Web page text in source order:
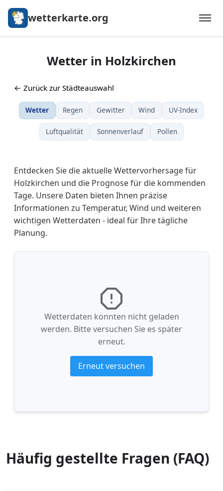
wetterkarte.org
Wetter in Holzkirchen
← Zurück zur Städteauswahl
Wetter Regen Gewitter Wind UV-Index
Luftqualität Sonnenverlauf Pollen
Entdecken Sie die aktuelle Wettervorhersage für
Holzkirchen und die Prognose für die kommenden
Tage. Unsere Daten bieten Ihnen präzise
Informationen zu Temperatur, Wind und weiteren
wichtigen Wetterdaten - ideal für Ihre tägliche
Planung.
Wetterdaten konnten nicht geladen
werden. Bitte versuchen Sie es später
erneut.
Erneut versuchen
Häufig gestellte Fragen (FAQ)